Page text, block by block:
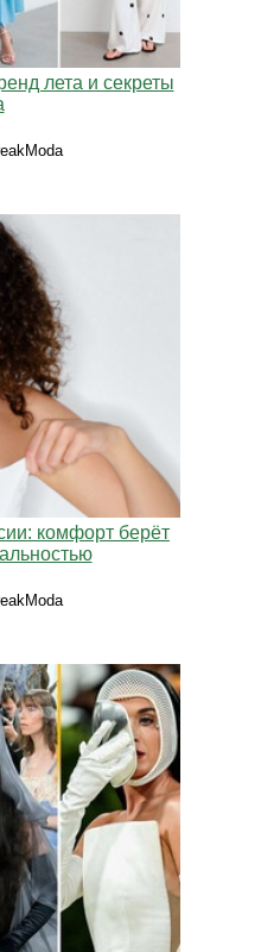
лета и секреты
комфорт берёт